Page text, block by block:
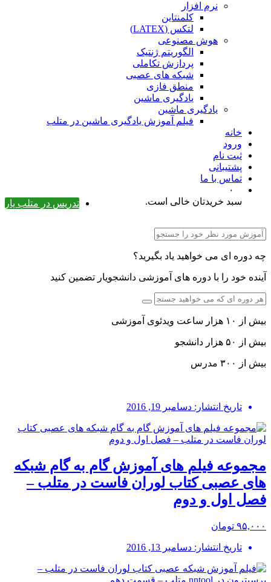
نرم افزار
کلمنتاین
لتکس (LATEX)
هوش مصنوعی
الگوریتم ژنتیک
پردازش تکاملی
شبکه های عصبی
منطق فازی
یادگیری ماشین
یادگیری ماشین
فیلم آموزش یادگیری ماشین در متلب
خانه
ورود
ثبت نام
پشتیبانی
تماس با ما
۰
تدریس در متلب یار
سبد خریدتان خالی است.
چه دوره ای می خواهید یاد بگیرید؟
آینده خود را با دوره های آموزشی دانشجویار تضمین کنید
بیش از ۱۰ هزار ساعت ویدئوی آموزشی
بیش از ۵۰ هزار دانشجو
بیش از ۳۰۰ مدرس
تاریخ انتشار: دسامبر 19, 2016
مجموعه فیلم های آموزش گام به گام شبکه
های عصبی کتاب لوران فاست در متلب –
فصل اول و دوم
۹۵,۰۰۰ تومان
تاریخ انتشار: دسامبر 13, 2016